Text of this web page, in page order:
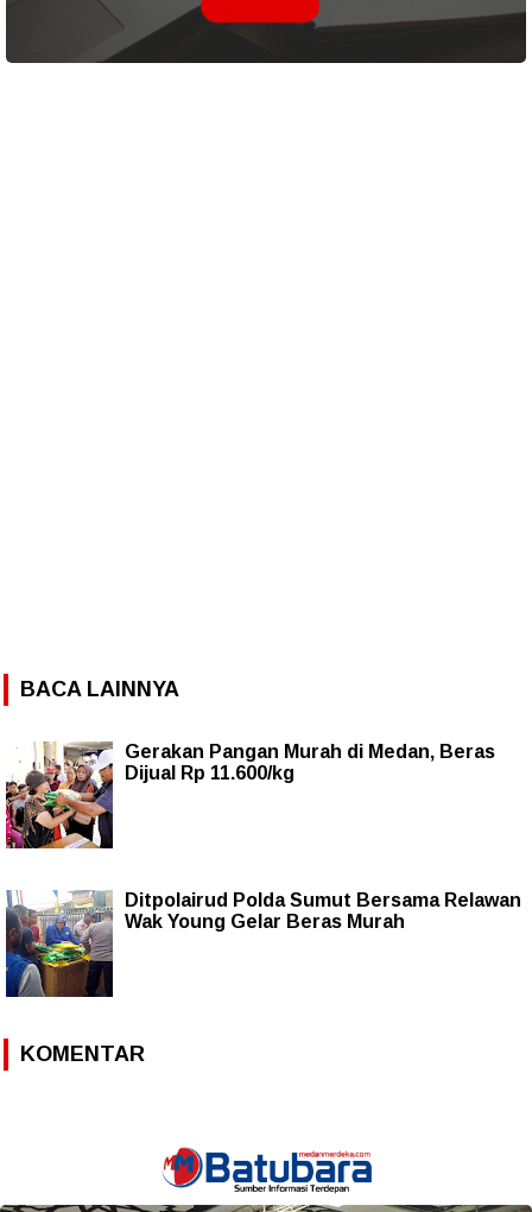
BACA LAINNYA
Gerakan Pangan Murah di Medan, Beras
Dijual Rp 11.600/kg
Ditpolairud Polda Sumut Bersama Relawan
Wak Young Gelar Beras Murah
KOMENTAR